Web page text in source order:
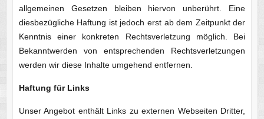
allgemeinen Gesetzen bleiben hiervon unberührt. Eine
diesbezügliche Haftung ist jedoch erst ab dem Zeitpunkt der
Kenntnis einer konkreten Rechtsverletzung möglich. Bei
Bekanntwerden von entsprechenden Rechtsverletzungen
werden wir diese Inhalte umgehend entfernen.
Haftung für Links
Unser Angebot enthält Links zu externen Webseiten Dritter,